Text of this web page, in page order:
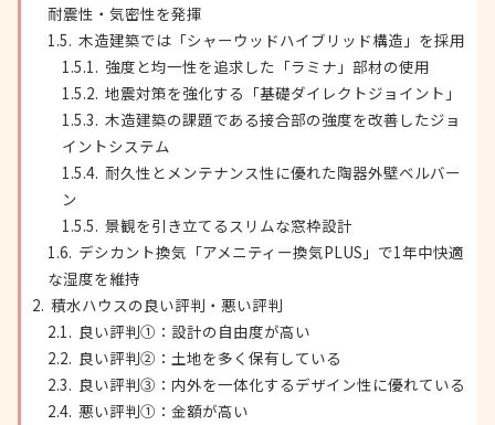
耐震性・気密性を発揮
木造建築では「シャーウッドハイブリッド構造」を採用
強度と均一性を追求した「ラミナ」部材の使用
地震対策を強化する「基礎ダイレクトジョイント」
木造建築の課題である接合部の強度を改善したジョ
イントシステム
耐久性とメンテナンス性に優れた陶器外壁ベルバー
ン
景観を引き立てるスリムな窓枠設計
デシカント換気「アメニティー換気PLUS」で1年中快適
な湿度を維持
積水ハウスの良い評判・悪い評判
良い評判①：設計の自由度が高い
良い評判②：土地を多く保有している
良い評判③：内外を一体化するデザイン性に優れている
悪い評判①：金額が高い